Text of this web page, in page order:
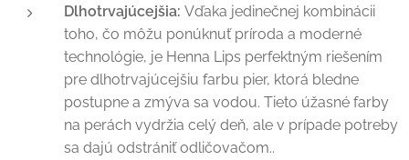
Dlhotrvajúcejšia: Vďaka jedinečnej kombinácii
toho, čo môžu ponúknuť príroda a moderné
technológie, je Henna Lips perfektným riešením
pre dlhotrvajúcejšiu farbu pier, ktorá bledne
postupne a zmýva sa vodou. Tieto úžasné farby
na perách vydržia celý deň, ale v prípade potreby
sa dajú odstrániť odličovačom..